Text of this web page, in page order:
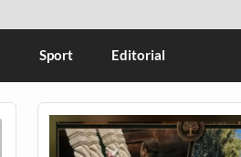
Sport Editorial